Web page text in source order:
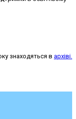
знаходяться в архіві.